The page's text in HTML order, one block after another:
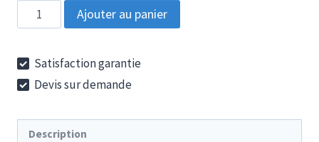
quantité
de
EX
4
Ajouter au panier
Satisfaction garantie
Devis sur demande
Description